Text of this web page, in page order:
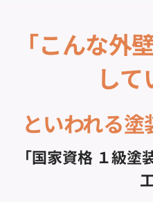
「こんな外
して
といわれる塗
「国家資格 １級